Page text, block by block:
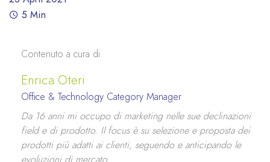
5 Min
Contenuto a cura di
Enrica Oteri
Office & Technology Category Manager
Da 16 anni mi occupo di marketing nelle sue declinazioni
field e di prodotto. Il focus è su selezione e proposta dei
prodotti più adatti ai clienti, seguendo e anticipando le
evoluzioni di mercato.